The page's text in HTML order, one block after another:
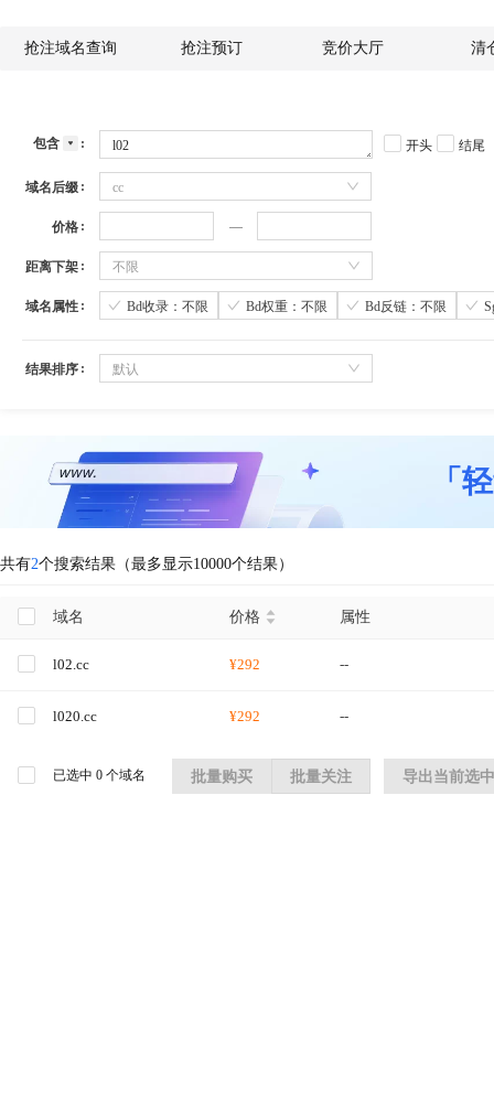
抢注域名查询 抢注预订 竞价大厅 清
包含 开头 结尾
域名后缀 cc
价格
距离下架 不限
域名属性 Bd收录：不限 Bd权重：不限 Bd反链：不限
结果排序 默认
「
共有2个搜索结果（最多显示10000个结果）
域名 价格 属性
l02.cc ¥292 --
l020.cc ¥292 --
已选中 0 个域名 批量购买 批量关注 导出当前选中